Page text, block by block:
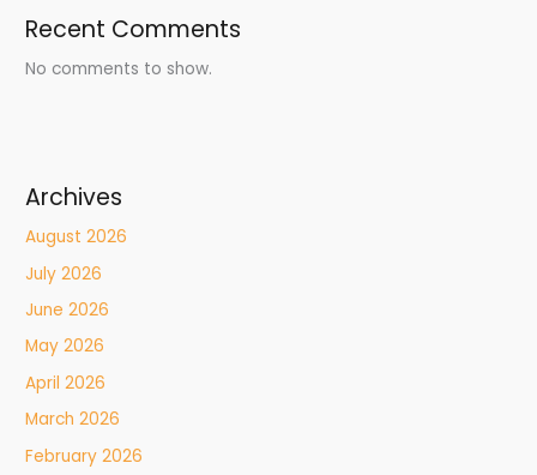
Recent Comments
No comments to show.
Archives
August 2026
July 2026
June 2026
May 2026
April 2026
March 2026
February 2026